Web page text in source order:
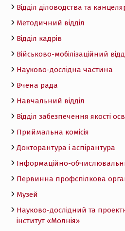
Відділ діловодства та
Методичний відділ
Відділ кадрів
Військово-мобілізаційний
Науково-дослідна частина
Вчена рада
Навчальний відділ
Відділ забезпечення якості
Приймальна комісія
Докторантура і аспірантура
Інформаційно-
Первинна профспілкова
Музей
Науково-дослідний та
інститут «Молнія»